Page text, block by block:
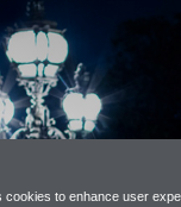
cookies to enhance user